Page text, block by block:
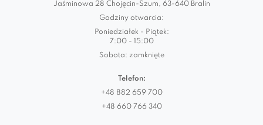
Jaśminowa 28 Chojęcin-Szum, 63-640 Bralin
Godziny otwarcia:
Poniedziałek - Piątek:
7:00 - 15:00
Sobota: zamknięte
Telefon:
+48 882 659 700
+48 660 766 340